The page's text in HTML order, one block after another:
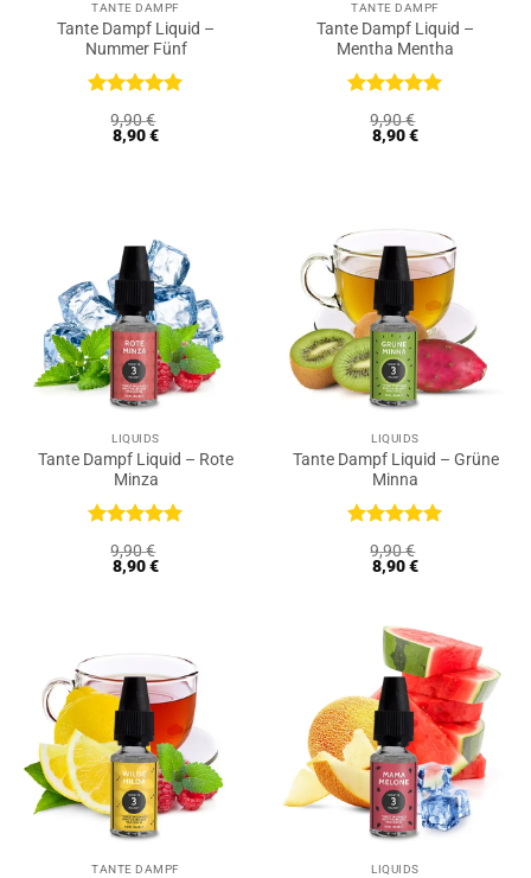
TANTE DAMPF
Tante Dampf Liquid –
Nummer Fünf
Bewertet
mit5von
9,90€
8,90€
TANTE DAMPF
Tante Dampf Liquid –
Mentha Mentha
Bewertet
mit5von
9,90€
8,90€
LIQUIDS
Tante Dampf Liquid – Rote
Minza
Bewertet
mit5von
9,90€
8,90€
LIQUIDS
Tante Dampf Liquid – Grüne
Minna
Bewertet
mit5von
9,90€
8,90€
TANTE DAMPF LIQUIDS